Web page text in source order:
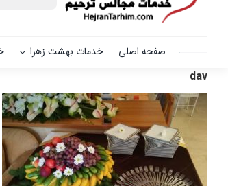
صفحه اصلی خدمات بهشت زهرا
dav